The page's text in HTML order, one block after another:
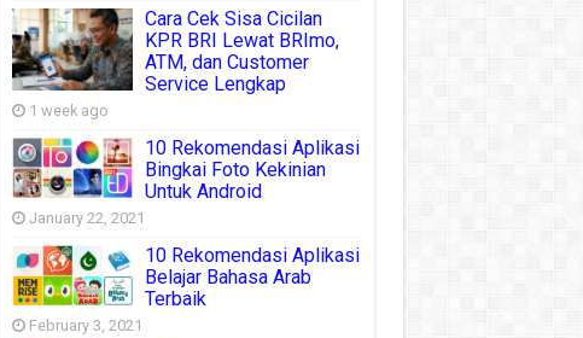
Cara Cek Sisa Cicilan
KPR BRI Lewat BRImo,
ATM, dan Customer
Service Lengkap
1 week ago
10 Rekomendasi Aplikasi
Bingkai Foto Kekinian
Untuk Android
January 22, 2021
10 Rekomendasi Aplikasi
Belajar Bahasa Arab
Terbaik
February 3, 2021